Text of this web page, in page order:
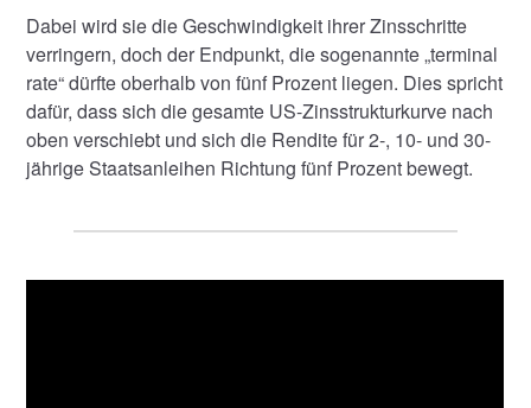
Dabei wird sie die Geschwindigkeit ihrer Zinsschritte
verringern, doch der Endpunkt, die sogenannte „terminal
rate“ dürfte oberhalb von fünf Prozent liegen. Dies spricht
dafür, dass sich die gesamte US-Zinsstrukturkurve nach
oben verschiebt und sich die Rendite für 2-, 10- und 30-
jährige Staatsanleihen Richtung fünf Prozent bewegt.